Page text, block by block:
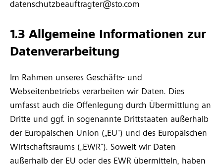
datenschutzbeauftragter@sto.com
1.3 Allgemeine Informationen zur
Datenverarbeitung
Im Rahmen unseres Geschäfts- und
Webseitenbetriebs verarbeiten wir Daten. Dies
umfasst auch die Offenlegung durch Übermittlung an
Dritte und ggf. in sogenannte Drittstaaten außerhalb
der Europäischen Union („EU“) und des Europäischen
Wirtschaftsraums („EWR“). Soweit wir Daten
außerhalb der EU oder des EWR übermitteln, haben